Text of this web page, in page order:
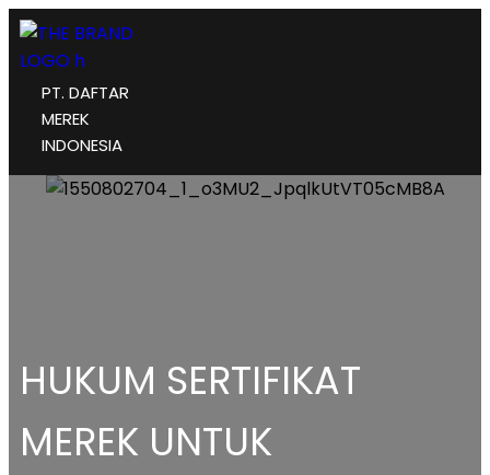
PT. DAFTAR
MEREK
INDONESIA
HUKUM SERTIFIKAT
MEREK UNTUK